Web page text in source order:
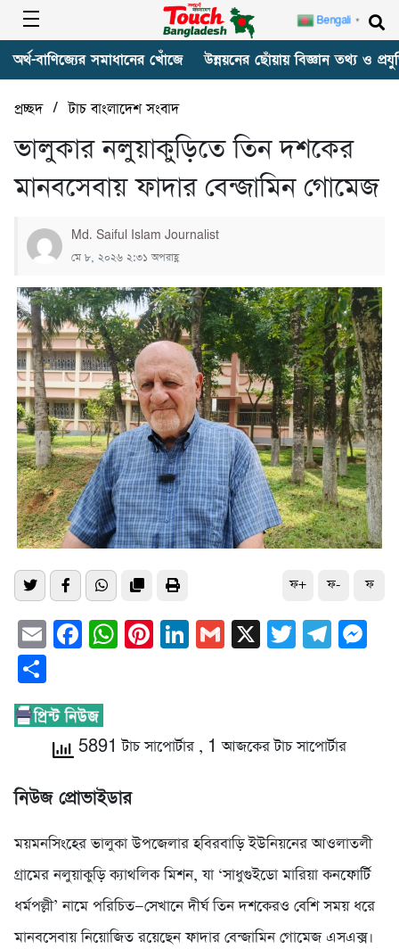
অর্থ-বাণিজ্যের সমাধানের খোঁজে উন্নয়নের ছোঁয়ায় বিজ্ঞান তথ্য ও
প্রচ্ছদ/টাচ বাংলাদেশ সংবাদ
ভালুকার নলুয়াকুড়িতে তিন দশকের
মানবসেবায় ফাদার বেন্জামিন গোমেজ
Md. Saiful Islam Journalist
মে ৮, ২০২৬ ২:৩১ অপরাহ্ণ
ফ+ ফ- ফ
EmailFacebook
WhatsApp
Pinterest
LinkedIn
Gmail
X Twitter
5891 টাচ সাপোর্টার , 1 আজকের টাচ সাপোর্টার
নিউজ প্রোভাইডার
ময়মনসিংহের ভালুকা উপজেলার হবিরবাড়ি ইউনিয়নের আওলাতলী
গ্রামের নলুয়াকুড়ি ক্যাথলিক মিশন, যা ‘সাধুগুইডো মারিয়া কনফোর্টি
ধর্মপল্লী’ নামে পরিচিত—সেখানে দীর্ঘ তিন দশকেরও বেশি সময় ধরে
মানবসেবায় নিয়োজিত রয়েছেন ফাদার বেন্জামিন গোমেজ এসএক্স।
Bengali ▼